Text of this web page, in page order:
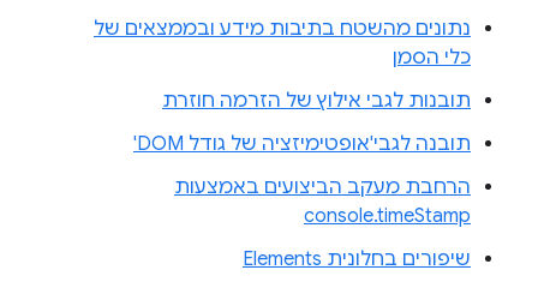
נתונים מהשטח בתיבות מידע ובממצאים של
כלי הסמן
תובנות לגבי אילוץ של הזרמה חוזרת
תובנה לגבי'אופטימיזציה של גודל DOM'
הרחבת מעקב הביצועים באמצעות
console.timeStamp
שיפורים בחלונית Elements